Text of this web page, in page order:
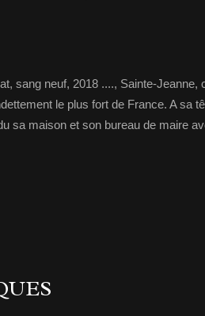
sang neuf, 2018 ...., Sainte-Jeanne,
le plus fort de France. A sa
sa maison et son bureau de maire